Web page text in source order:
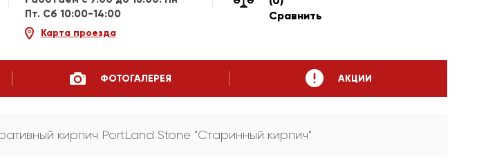
Пт. Сб 10:00-14:00
Карта проезда
Сравнить
ФОТОГАЛЕРЕЯ АКЦИИ
кирпич PortLand Stone "Старинный кирпич"